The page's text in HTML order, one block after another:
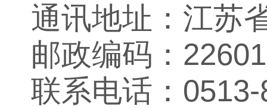
通讯地址：江苏
邮政编码：
联系电话：